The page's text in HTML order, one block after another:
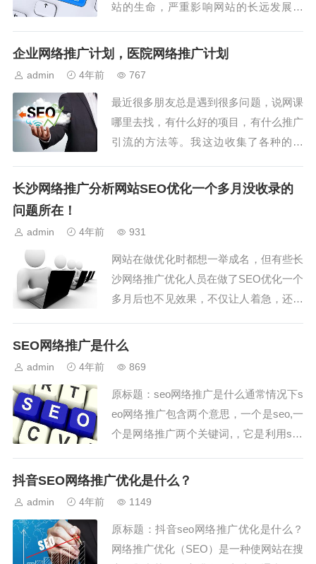
站的生命，严重影响网站的长远发展趋
推广而独立存在。 常见内容写作的主
索引擎优化工作中优化网...
企业网络推广计划，医院网络推广计划
admin 4年前 767
最近很多朋友总是遇到很多问题，说网课
哪里去找，有什么好的项目，有什么推广
引流的方法等。我这边收集了各种的方
是在实操的，效果非常不错。自媒体人不
长沙网络推广分析网站SEO优化一个多月没收录的
问题所在！
admin 4年前 931
网站在做优化时都想一举成名，但有些长
沙网络推广优化人员在做了SEO优化一个
多月后也不见效果，不仅让人着急，还更
有很多，其中网站路径也是一个相对重要
升。1、路径级影响集合SEO搜索引擎蜘
蛛是抓取网...
SEO网络推广是什么
admin 4年前 869
原标题：seo网络推广是什么通常情况下s
eo网络推广包含两个意思，一个是seo,一
个是网络推广两个关键词,，它是利用seo
式，今天我们就来介绍一下它的优化方式
种技术，很多网站负责人只知道通过自...
抖音SEO网络推广优化是什么？
admin 4年前 1149
原标题：抖音seo网络推广优化是什么？
网络推广优化（SEO）是一种使网站在搜